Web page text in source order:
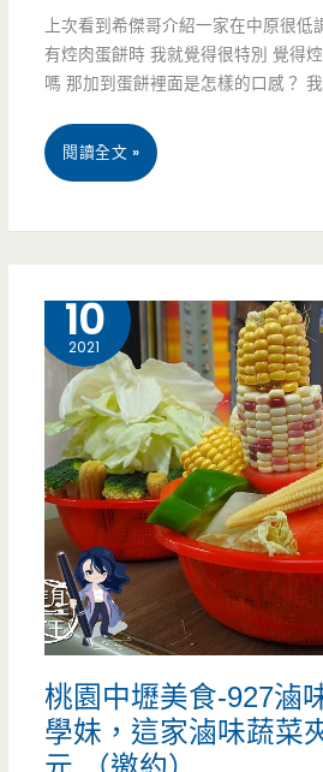
出
發，
還
吃
的
港
式
糯
米
飯
（邀
上次看到希傑哥介紹一家在中原很低
有焢肉蛋餅時 我就覺得很特別 覺得
嗎 那加到蛋餅裡面是怎樣的口感？
桃
美
食-
尚
味
豆
漿-
中
原
低
調
閱讀全文 »
10
2021
桃園中壢美食-927滷
學妹，這家滷味蔬菜